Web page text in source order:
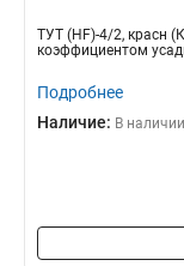
ТУТ (HF)-4/2, красн
коэффициентом
Подробнее
Наличие: В наличии